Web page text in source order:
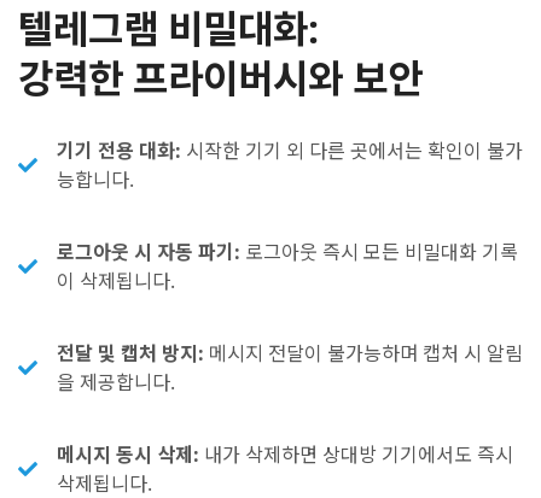
텔레그램 비밀대화:
강력한 프라이버시와 보안
기기 전용 대화: 시작한 기기 외 다른 곳에서는 확인이 불가
능합니다.
로그아웃 시 자동 파기: 로그아웃 즉시 모든 비밀대화 기록
이 삭제됩니다.
전달 및 캡처 방지: 메시지 전달이 불가능하며 캡처 시 알림
을 제공합니다.
메시지 동시 삭제: 내가 삭제하면 상대방 기기에서도 즉시
삭제됩니다.